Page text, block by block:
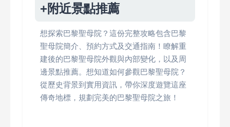
+附近景點推薦
想探索巴黎聖母院？這份完整攻略包含巴黎
聖母院簡介、預約方式及交通指南！瞭解重
建後的巴黎聖母院外觀與內部變化，以及周
邊景點推薦。想知道如何參觀巴黎聖母院？
從歷史背景到實用資訊，帶你深度遊覽這座
傳奇地標，規劃完美的巴黎聖母院之旅！